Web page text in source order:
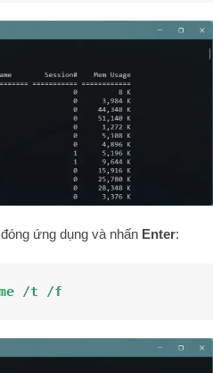
ứng dụng và nhấn Enter:
/t /f